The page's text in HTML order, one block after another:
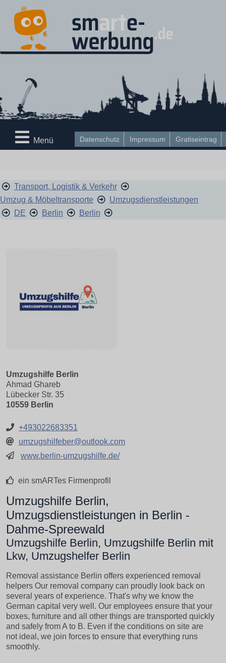
Datenschutz Impressum Gratiseintrag
Menü
Transport, Logistik & Verkehr
Umzug & Möbeltransporte
Umzugsdienstleistungen
DE
Berlin Berlin
Umzugshilfe Berlin
Ahmad Ghareb
Lübecker Str. 35
10559 Berlin
+493022683351
umzugshilfeber@outlook.com
www.berlin-umzugshilfe.de/
ein smARTes Firmenprofil
Umzugshilfe Berlin,
Umzugsdienstleistungen in Berlin -
Dahme-Spreewald
Umzugshilfe Berlin, Umzugshilfe Berlin mit
Lkw, Umzugshelfer Berlin
Removal assistance Berlin offers experienced removal
helpers Our removal company can proudly look back on
several years of experience. That's why we know the
German capital very well. Our employees ensure that your
boxes, furniture and all other things are transported quickly
and safely from A to B. Even if the conditions on site are
not ideal, we join forces to ensure that everything runs
smoothly.